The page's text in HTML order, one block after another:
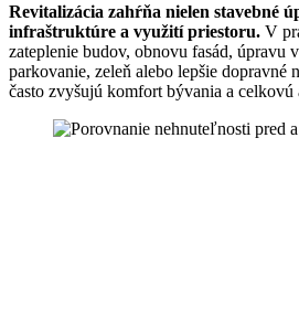
Revitalizácia zahŕňa nielen stavebné
infraštruktúre a využití priestoru. V
zateplenie budov, obnovu fasád, úpravu
parkovanie, zeleň alebo lepšie dopravné
často zvyšujú komfort bývania a